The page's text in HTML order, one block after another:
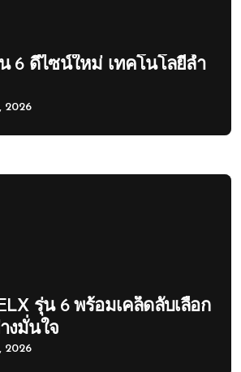
6 ดีไซน์ใหม่ เทคโนโลยีล้ำ
2026
รุ่น 6 พร้อมเคล็ดลับเลือก
งมั่นใจ
2026